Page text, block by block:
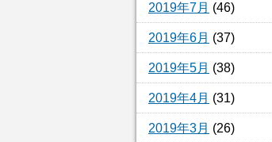
2019年7月 (46)
2019年6月 (37)
2019年5月 (38)
2019年4月 (31)
2019年3月 (26)